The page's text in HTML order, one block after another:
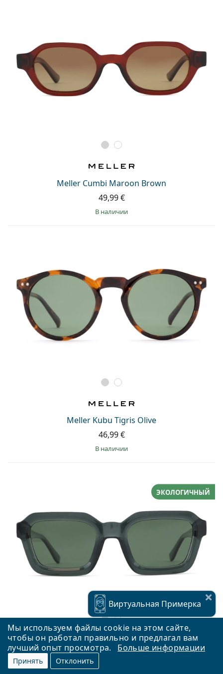
Мы используем файлы cookie на этом сайте,
чтобы он работал правильно и предлагал вам
лучший опыт просмотра.
Больше информации
Принять Отклонить
Meller Cumbi Maroon Brown
49,99 €
в наличии
Meller Kubu Tigris Olive
46,99 €
в наличии
Meller Nayah Fossil Olive
ЭКОЛОГИЧНЫЙ
Виртуальная Примерка